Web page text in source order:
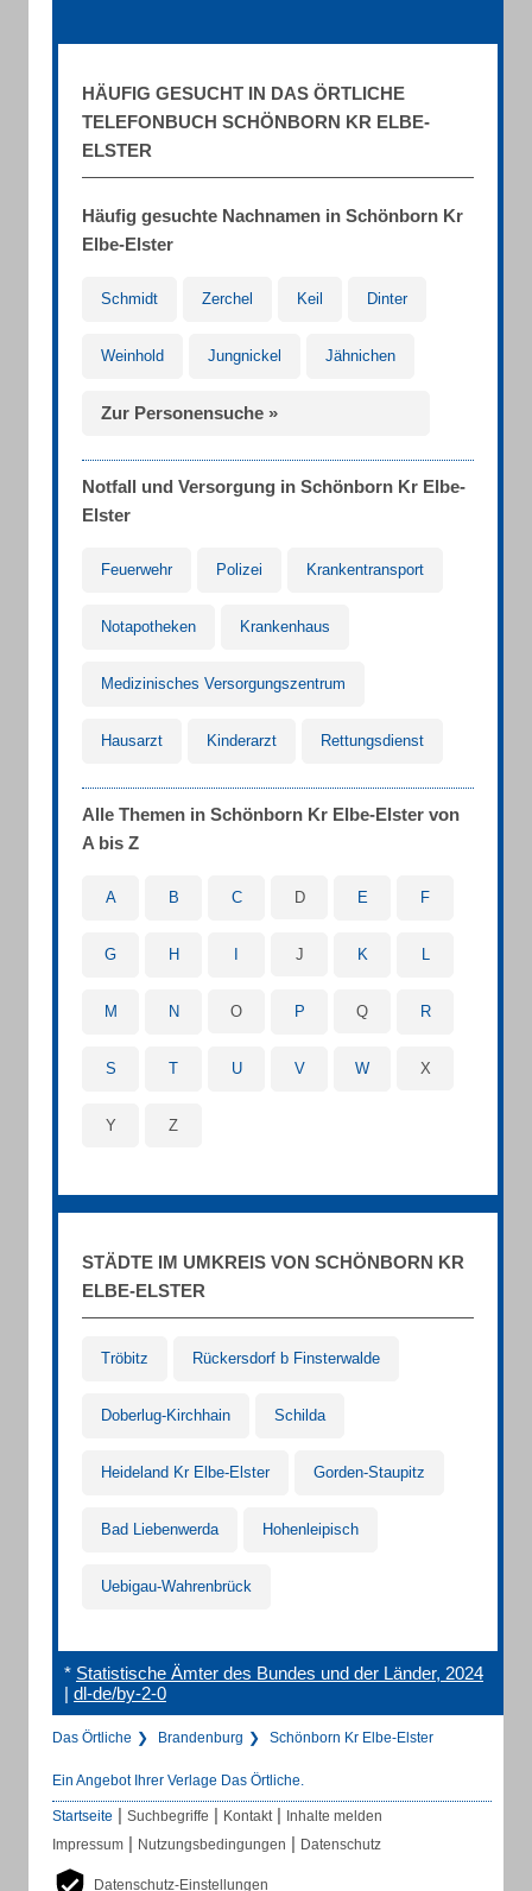
HÄUFIG GESUCHT IN DAS ÖRTLICHE
TELEFONBUCH SCHÖNBORN KR ELBE-
ELSTER
Häufig gesuchte Nachnamen in Schönborn Kr
Elbe-Elster
Schmidt Zerchel Keil Dinter
Weinhold Jungnickel Jähnichen
Zur Personensuche »
Notfall und Versorgung in Schönborn Kr Elbe-
Elster
Feuerwehr Polizei Krankentransport
Notapotheken Krankenhaus
Medizinisches Versorgungszentrum
Hausarzt Kinderarzt Rettungsdienst
Alle Themen in Schönborn Kr Elbe-Elster von
A bis Z
A B C D E F
G H J K L
M N O P Q R
S T U V W X
Y Z
STÄDTE IM UMKREIS VON SCHÖNBORN KR
ELBE-ELSTER
Tröbitz Rückersdorf b Finsterwalde
Doberlug-Kirchhain Schilda
Heideland Kr Elbe-Elster Gorden-Staupitz
Bad Liebenwerda Hohenleipisch
Uebigau-Wahrenbrück
* Statistische Ämter des Bundes und der Länder, 2024
| dl-de/by-2-0
Das Örtliche Brandenburg Schönborn Kr Elbe-Elster
Ein Angebot Ihrer Verlage Das Örtliche.
Startseite | Suchbegriffe | Kontakt | Inhalte melden
Impressum | Nutzungsbedingungen | Datenschutz
Datenschutz-Einstellungen